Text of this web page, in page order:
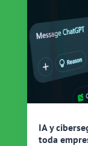
IA y
toda